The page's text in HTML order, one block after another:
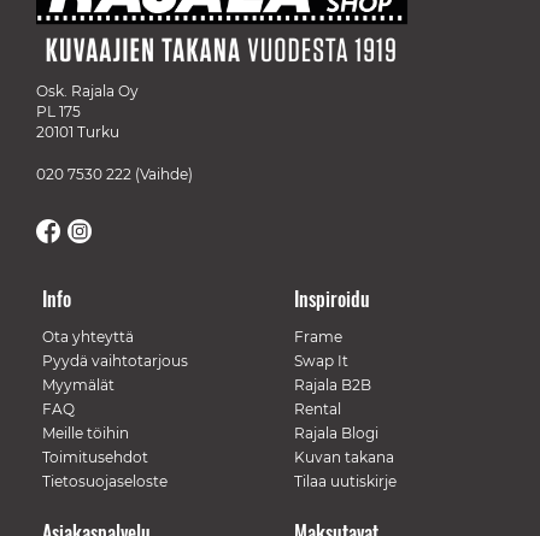
Osk. Rajala Oy
PL 175
20101 Turku
020 7530 222 (Vaihde)
Info
Ota yhteyttä
Pyydä vaihtotarjous
Myymälät
FAQ
Meille töihin
Toimitusehdot
Tietosuojaseloste
Inspiroidu
Frame
Swap It
Rajala B2B
Rental
Rajala Blogi
Kuvan takana
Tilaa uutiskirje